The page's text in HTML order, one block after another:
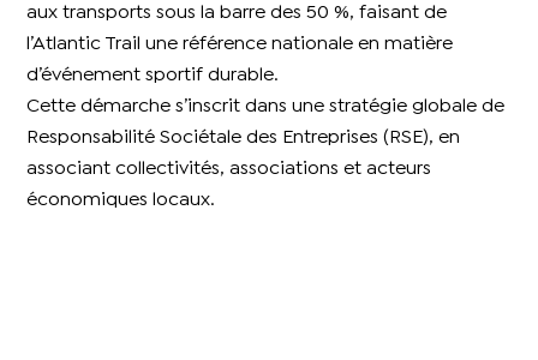
aux transports sous la barre des 50 %, faisant de
l’Atlantic Trail une référence nationale en matière
d’événement sportif durable.
Cette démarche s’inscrit dans une stratégie globale de
Responsabilité Sociétale des Entreprises (RSE), en
associant collectivités, associations et acteurs
économiques locaux.